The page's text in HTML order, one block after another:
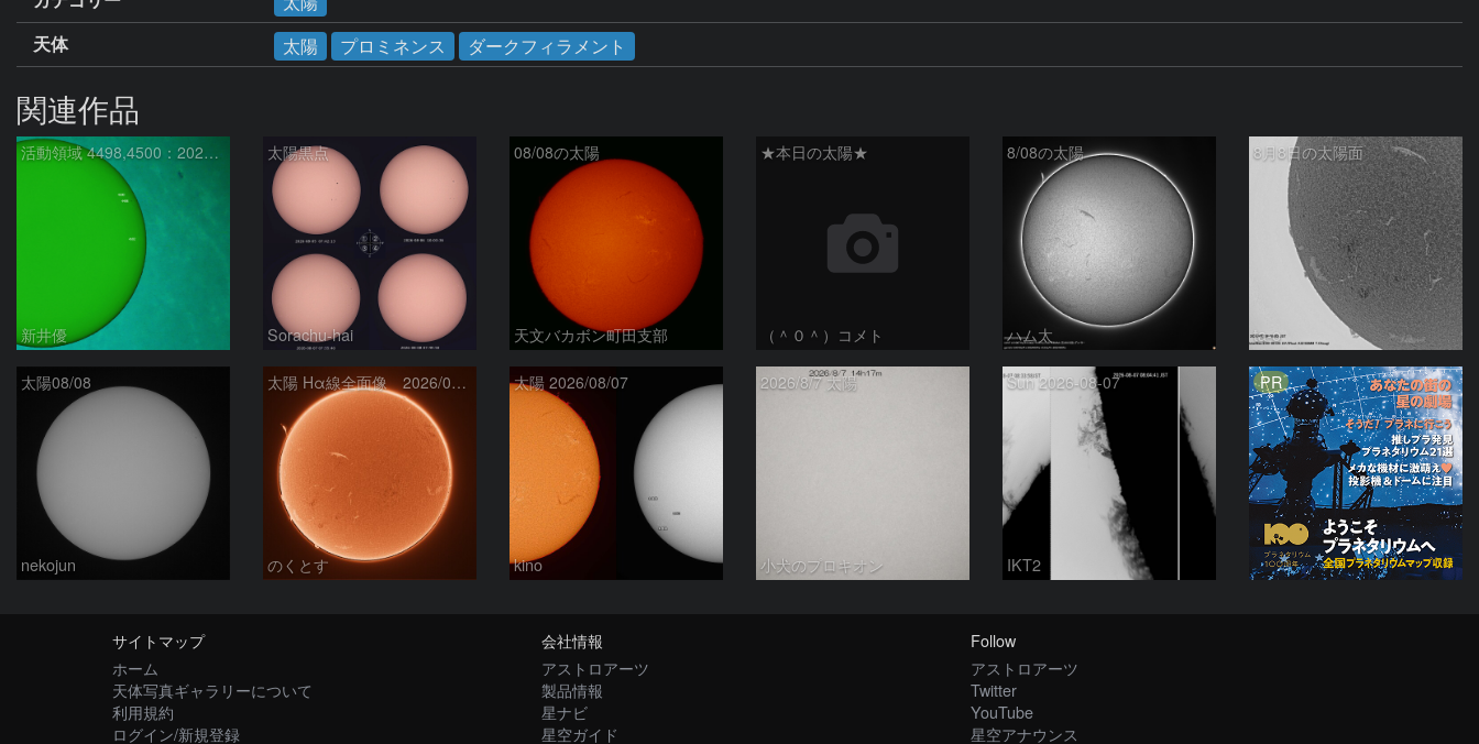
天体
太陽 プロミネンス ダークフィラメント
関連作品
活動領域 4498,4500：2026/08/08
新井優
太陽黒点
Sorachu-hai
08/08の太陽
天文バカボン町田支部
★本日の太陽★
（＾０＾）コメト
8/08の太陽
ハム太
8月8日の太陽面
ta-o
太陽08/08
nekojun
太陽 Hα線全面像 2026/08/08
のくとす
太陽 2026/08/07
kino
2026/8/7 太陽
小犬のプロキオン
Sun 2026-08-07
IKT2
PR
サイトマップ
ホーム
天体写真ギャラリーについて
利用規約
ログイン/新規登録
会社情報
アストロアーツ
製品情報
星ナビ
星空ガイド
Follow
アストロアーツ
Twitter
YouTube
星空アナウンス